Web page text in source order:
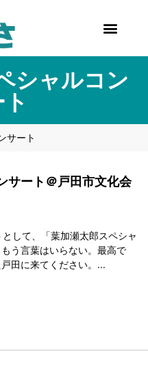
シャルコン
サート
サート＠戸田市文化会
して、「葉加瀬太郎スペシャ
う言葉はいらない。最高で
田に来てください。